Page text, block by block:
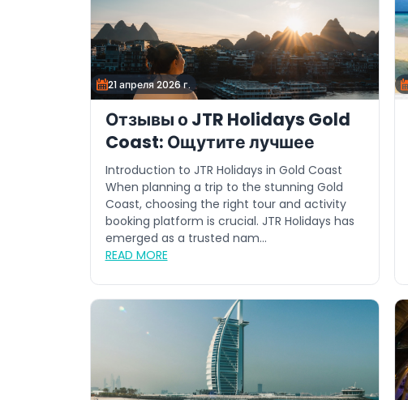
21 апреля 2026 г.
Отзывы о JTR Holidays Gold
Coast: Ощутите лучшее
Introduction to JTR Holidays in Gold Coast
When planning a trip to the stunning Gold
Coast, choosing the right tour and activity
booking platform is crucial. JTR Holidays has
emerged as a trusted nam...
READ MORE